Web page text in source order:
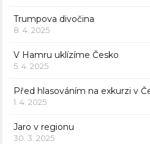
Trumpova divočina
8. 4. 2025
V Hamru uklízíme Česko
5. 4. 2025
Před hlasováním na exkurzi v
1. 4. 2025
Jaro v regionu
30. 3. 2025